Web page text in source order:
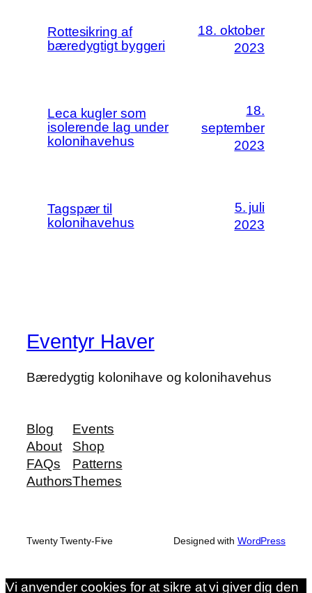
Rottesikring af
bæredygtigt byggeri
18. oktober
2023
Leca kugler som
isolerende lag under
kolonihavehus
18.
september
2023
Tagspær til
kolonihavehus
5. juli
2023
Eventyr Haver
Bæredygtig kolonihave og kolonihavehus
Blog
About
FAQs
Authors
Events
Shop
Patterns
Themes
Twenty Twenty-Five Designed with WordPress
Vi anvender cookies for at sikre at vi giver dig den